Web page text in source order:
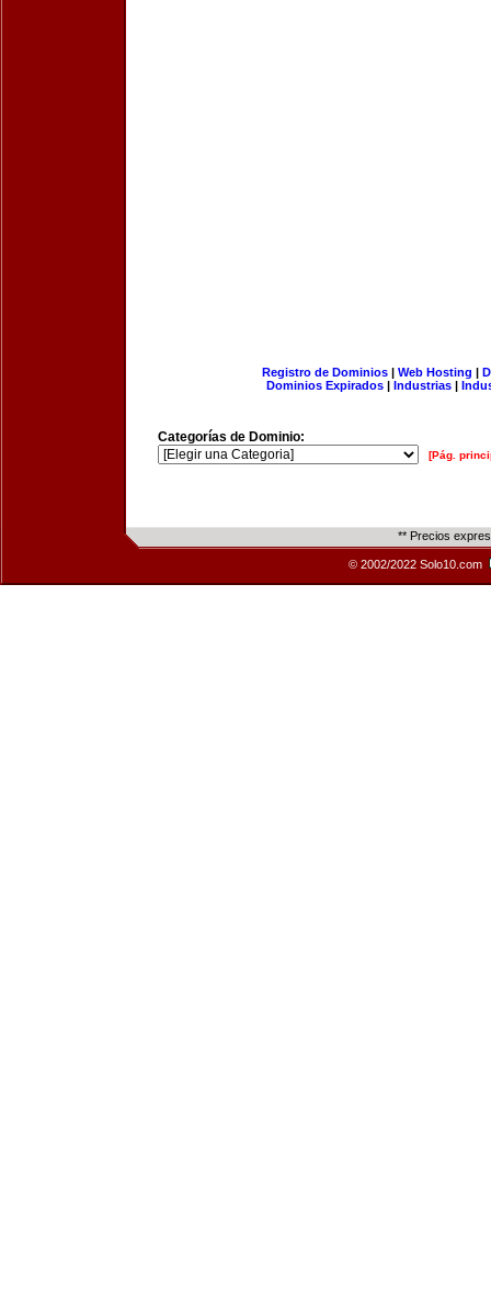
Registro de Dominios| Web Hosting |
Dominios Expirados | Industrias |
Categorías de Dominio:
[Pág.
** Precios
© 2002/2022 Solo10.com